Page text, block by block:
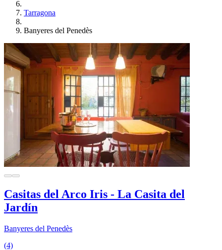
Tarragona
Banyeres del Penedès
Casitas del Arco Iris - La Casita del
Jardín
Banyeres del Penedès
(4)